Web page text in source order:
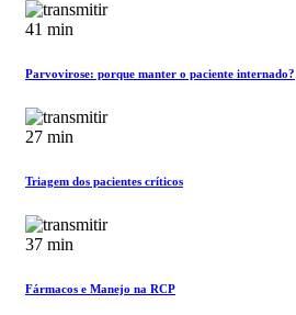
41 min
Parvovirose: porque manter o paciente internado?
27 min
Triagem dos pacientes críticos
37 min
Fármacos e Manejo na RCP